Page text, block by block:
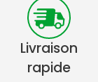
Livraison
rapide